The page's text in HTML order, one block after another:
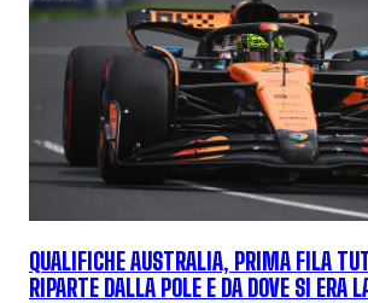
QUALIFICHE AUSTRALIA, PRIMA FILA
RIPARTE DALLA POLE E DA DOVE SI ERA